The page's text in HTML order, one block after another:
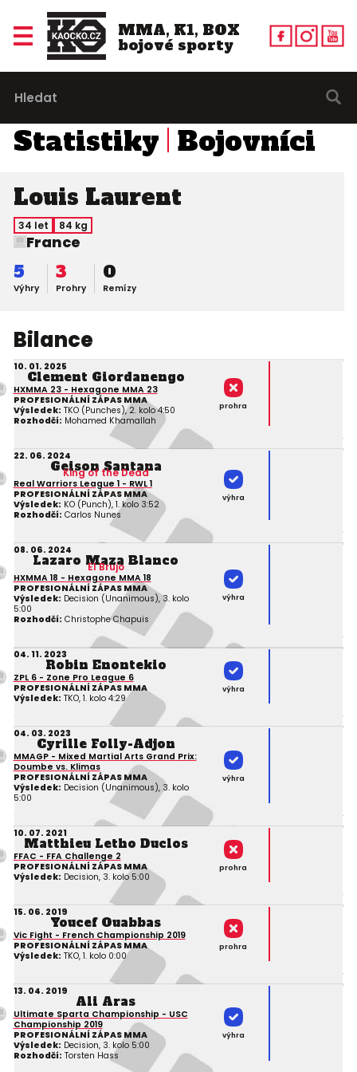
MMA, K1, BOX
bojové sporty
Statistiky Bojovníci
Louis Laurent
34 let 84 kg
France
Výhry
5
Prohry
3
Remízy
0
Bilance
10. 01. 2025
Clement Giordanengo
HXMMA 23 - Hexagone MMA 23
PROFESIONÁLNÍ ZÁPAS MMA
Výsledek: TKO (Punches), 2. kolo 4:50
Rozhodčí: Mohamed Khamallah
prohra
22. 06. 2024
Geison Santana
King of the Dead
Real Warriors League 1 - RWL 1
PROFESIONÁLNÍ ZÁPAS MMA
Výsledek: KO (Punch), 1. kolo 3:52
Rozhodčí: Carlos Nunes
výhra
08. 06. 2024
Lazaro Maza Blanco
El Brujo
HXMMA 18 - Hexagone MMA 18
PROFESIONÁLNÍ ZÁPAS MMA
Výsledek: Decision (Unanimous), 3. kolo
5:00
Rozhodčí: Christophe Chapuis
výhra
04. 11. 2023
Robin Enontekio
ZPL 6 - Zone Pro League 6
PROFESIONÁLNÍ ZÁPAS MMA
Výsledek: TKO, 1. kolo 4:29
výhra
04. 03. 2023
Cyrille Folly-Adjon
MMAGP - Mixed Martial Arts Grand Prix:
Doumbe vs. Klimas
PROFESIONÁLNÍ ZÁPAS MMA
Výsledek: Decision (Unanimous), 3. kolo
5:00
výhra
10. 07. 2021
Matthieu Letho Duclos
FFAC - FFA Challenge 2
PROFESIONÁLNÍ ZÁPAS MMA
Výsledek: Decision, 3. kolo 5:00
prohra
15. 06. 2019
Youcef Ouabbas
Vic Fight - French Championship 2019
PROFESIONÁLNÍ ZÁPAS MMA
Výsledek: TKO, 1. kolo 0:00
prohra
13. 04. 2019
Ali Aras
Ultimate Sparta Championship - USC
Championship 2019
PROFESIONÁLNÍ ZÁPAS MMA
Výsledek: Decision, 3. kolo 5:00
Rozhodčí: Torsten Hass
výhra